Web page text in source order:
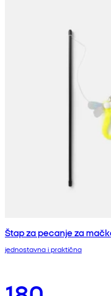
Štap za pecanje za
jednostavna i praktična